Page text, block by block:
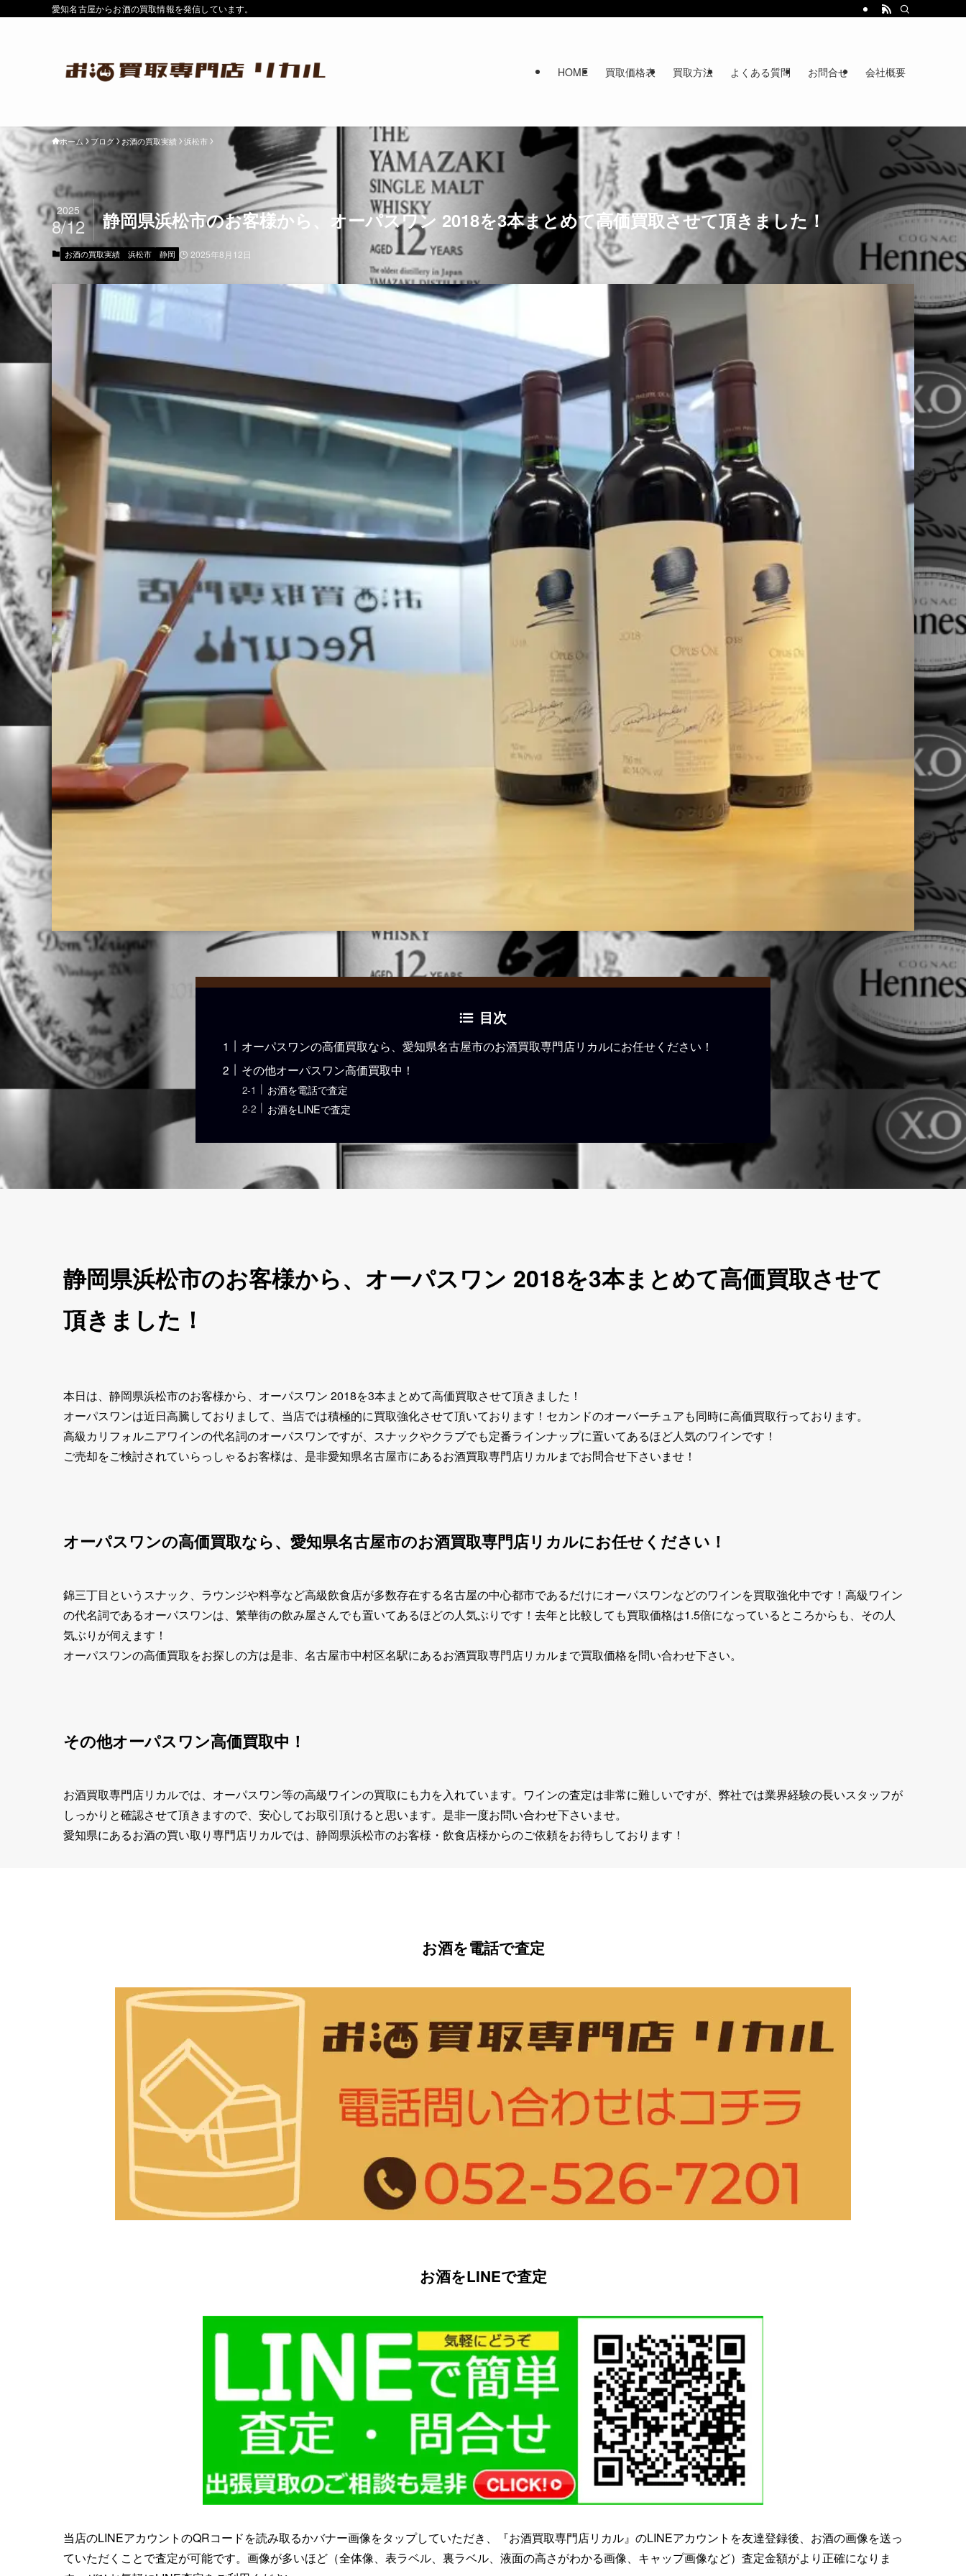
愛知名古屋からお酒の買取情報を発信しています。
HOME 買取価格表 買取方法 よくある質問 お問合せ 会社概要
ホーム ブログ お酒の買取実績 浜松市
静岡県浜松市のお客様から、オーパスワン 2018を3本まとめて高価買取させて頂きました！
2025
8/12
お酒の買取実績 浜松市 静岡 2025年8月12日
目次
オーパスワンの高価買取なら、愛知県名古屋市のお酒買取専門店リカルにお任せください！
その他オーパスワン高価買取中！
お酒を電話で査定
お酒をLINEで査定
静岡県浜松市のお客様から、オーパスワン 2018を3本まとめて高価買取させて
頂きました！
本日は、静岡県浜松市のお客様から、オーパスワン 2018を3本まとめて高価買取させて頂きました！
オーパスワンは近日高騰しておりまして、当店では積極的に買取強化させて頂いております！セカンドのオーバーチュアも同時に高価買取行っております。
高級カリフォルニアワインの代名詞のオーパスワンですが、スナックやクラブでも定番ラインナップに置いてあるほど人気のワインです！
ご売却をご検討されていらっしゃるお客様は、是非愛知県名古屋市にあるお酒買取専門店リカルまでお問合せ下さいませ！
オーパスワンの高価買取なら、愛知県名古屋市のお酒買取専門店リカルにお任せください！
錦三丁目というスナック、ラウンジや料亭など高級飲食店が多数存在する名古屋の中心都市であるだけにオーパスワンなどのワインを買取強化中です！高級ワイン
の代名詞であるオーパスワンは、繁華街の飲み屋さんでも置いてあるほどの人気ぶりです！去年と比較しても買取価格は1.5倍になっているところからも、その人
気ぶりが伺えます！
オーパスワンの高価買取をお探しの方は是非、名古屋市中村区名駅にあるお酒買取専門店リカルまで買取価格を問い合わせ下さい。
その他オーパスワン高価買取中！
お酒買取専門店リカルでは、オーパスワン等の高級ワインの買取にも力を入れています。ワインの査定は非常に難しいですが、弊社では業界経験の長いスタッフが
しっかりと確認させて頂きますので、安心してお取引頂けると思います。是非一度お問い合わせ下さいませ。
愛知県にあるお酒の買い取り専門店リカルでは、静岡県浜松市のお客様・飲食店様からのご依頼をお待ちしております！
お酒を電話で査定
お酒をLINEで査定
当店のLINEアカウントのQRコードを読み取るかバナー画像をタップしていただき、『お酒買取専門店リカル』のLINEアカウントを友達登録後、お酒の画像を送っ
ていただくことで査定が可能です。画像が多いほど（全体像、表ラベル、裏ラベル、液面の高さがわかる画像、キャップ画像など）査定金額がより正確になりま